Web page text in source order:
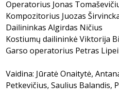
Operatorius Jonas
Kompozitorius Juozas
Dailininkas Algirdas Ničius
Kostiumų dailininkė Viktorija
Garso operatorius Petras
Vaidina: Jūratė Onaitytė,
Petkevičius, Saulius Balandis,